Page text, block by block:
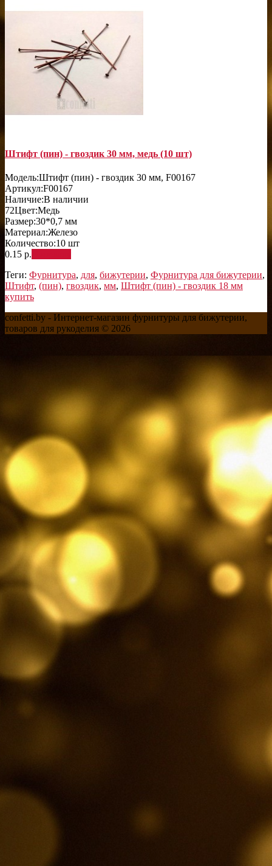
Штифт (пин) - гвоздик 30 мм, медь (10 шт)
Модель:Штифт (пин) - гвоздик 30 мм, F00167
Артикул:F00167
Наличие:В наличии
72Цвет:Медь
Размер:30*0,7 мм
Материал:Железо
Количество:10 шт
0.15 р.
Теги: Фурнитура, для, бижутерии, Фурнитура для бижутерии,
Штифт, (пин), гвоздик, мм, Штифт (пин) - гвоздик 18 мм
купить
confetti.by - Интернет-магазин фурнитуры для бижутерии,
товаров для рукоделия © 2026